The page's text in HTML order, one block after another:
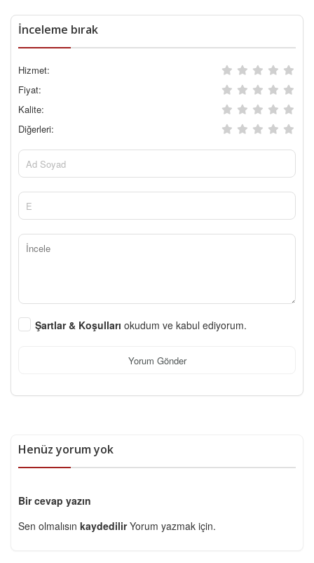
İnceleme bırak
Hizmet:
Fiyat:
Kalite:
Diğerleri:
Şartlar & Koşulları okudum ve kabul ediyorum.
Yorum Gönder
Henüz yorum yok
Bir cevap yazın
Sen olmalısın kaydedilirYorum yazmak için.